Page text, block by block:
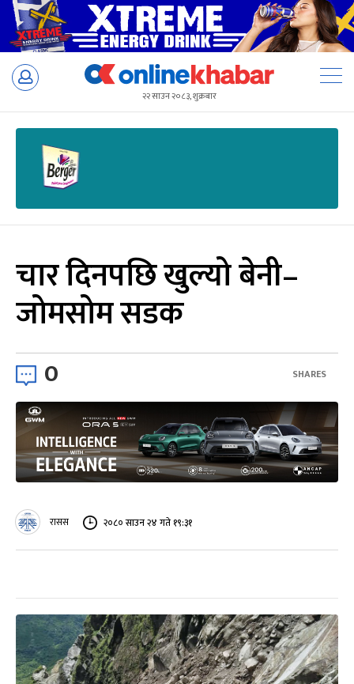
Skip
२२ साउन २०८३, शुक्रबार
चार दिनपछि खुल्यो बेनी–
जोमसोम सडक
0 SHARES
रासस २०८० साउन २४ गते १९:३१